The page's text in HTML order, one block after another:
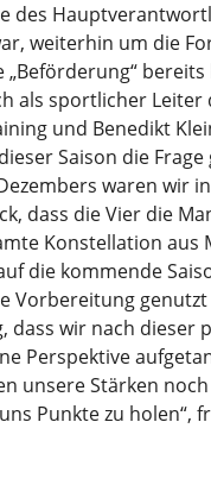
des
weiterhin um die
als sportlicher
und Benedikt
Saison die
waren wir
dass die Vier die
Konstellation
die kommende
Vorbereitung
dass wir nach
Perspektive
unsere Stärken
Punkte zu